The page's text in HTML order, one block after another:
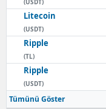
(USDT)
Litecoin
(USDT)
Ripple
(TL)
Ripple
(USDT)
Tümünü Göster